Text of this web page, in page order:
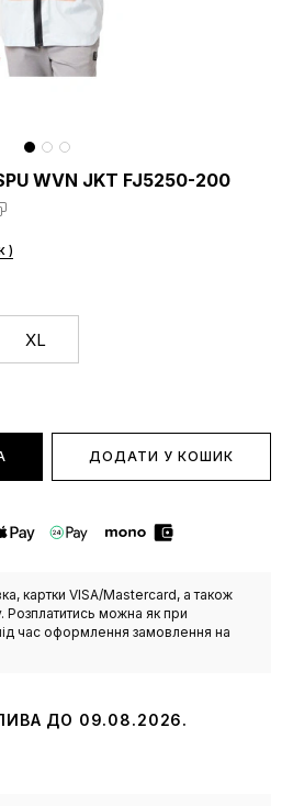
WVN JKT FJ5250-200
)
XL
ДОДАТИ У КОШИК
картки VISA/Mastercard, а також
Розплатитись можна як при
час оформлення замовлення на
ДО 09.08.2026.